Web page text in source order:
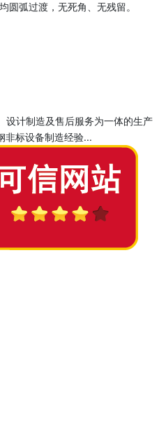
圆弧过渡，无死角、无残留。
设计制造及售后服务为一体的生产
非标设备制造经验...